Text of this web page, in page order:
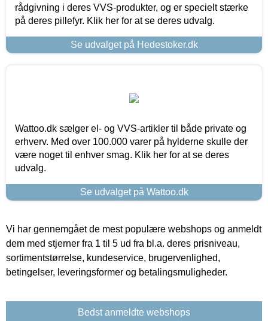
rådgivning i deres VVS-produkter, og er specielt stærke
på deres pillefyr. Klik her for at se deres udvalg.
Se udvalget på Hedestoker.dk
Wattoo.dk sælger el- og VVS-artikler til både private og
erhverv. Med over 100.000 varer på hylderne skulle der
være noget til enhver smag. Klik her for at se deres
udvalg.
Se udvalget på Wattoo.dk
Vi har gennemgået de mest populære webshops og anmeldt
dem med stjerner fra 1 til 5 ud fra bl.a. deres prisniveau,
sortimentstørrelse, kundeservice, brugervenlighed,
betingelser, leveringsformer og betalingsmuligheder.
Bedst anmeldte webshops